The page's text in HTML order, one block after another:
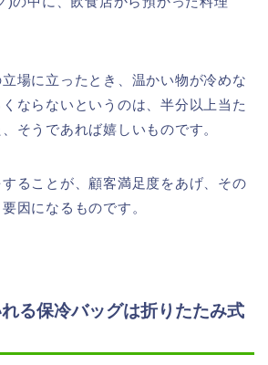
場に立ったとき、温かい物が冷めな
ならないというのは、半分以上当た
そうであれば嬉しいものです。
ることが、顧客満足度をあげ、その
因になるものです。
る保冷バッグは折りたたみ式